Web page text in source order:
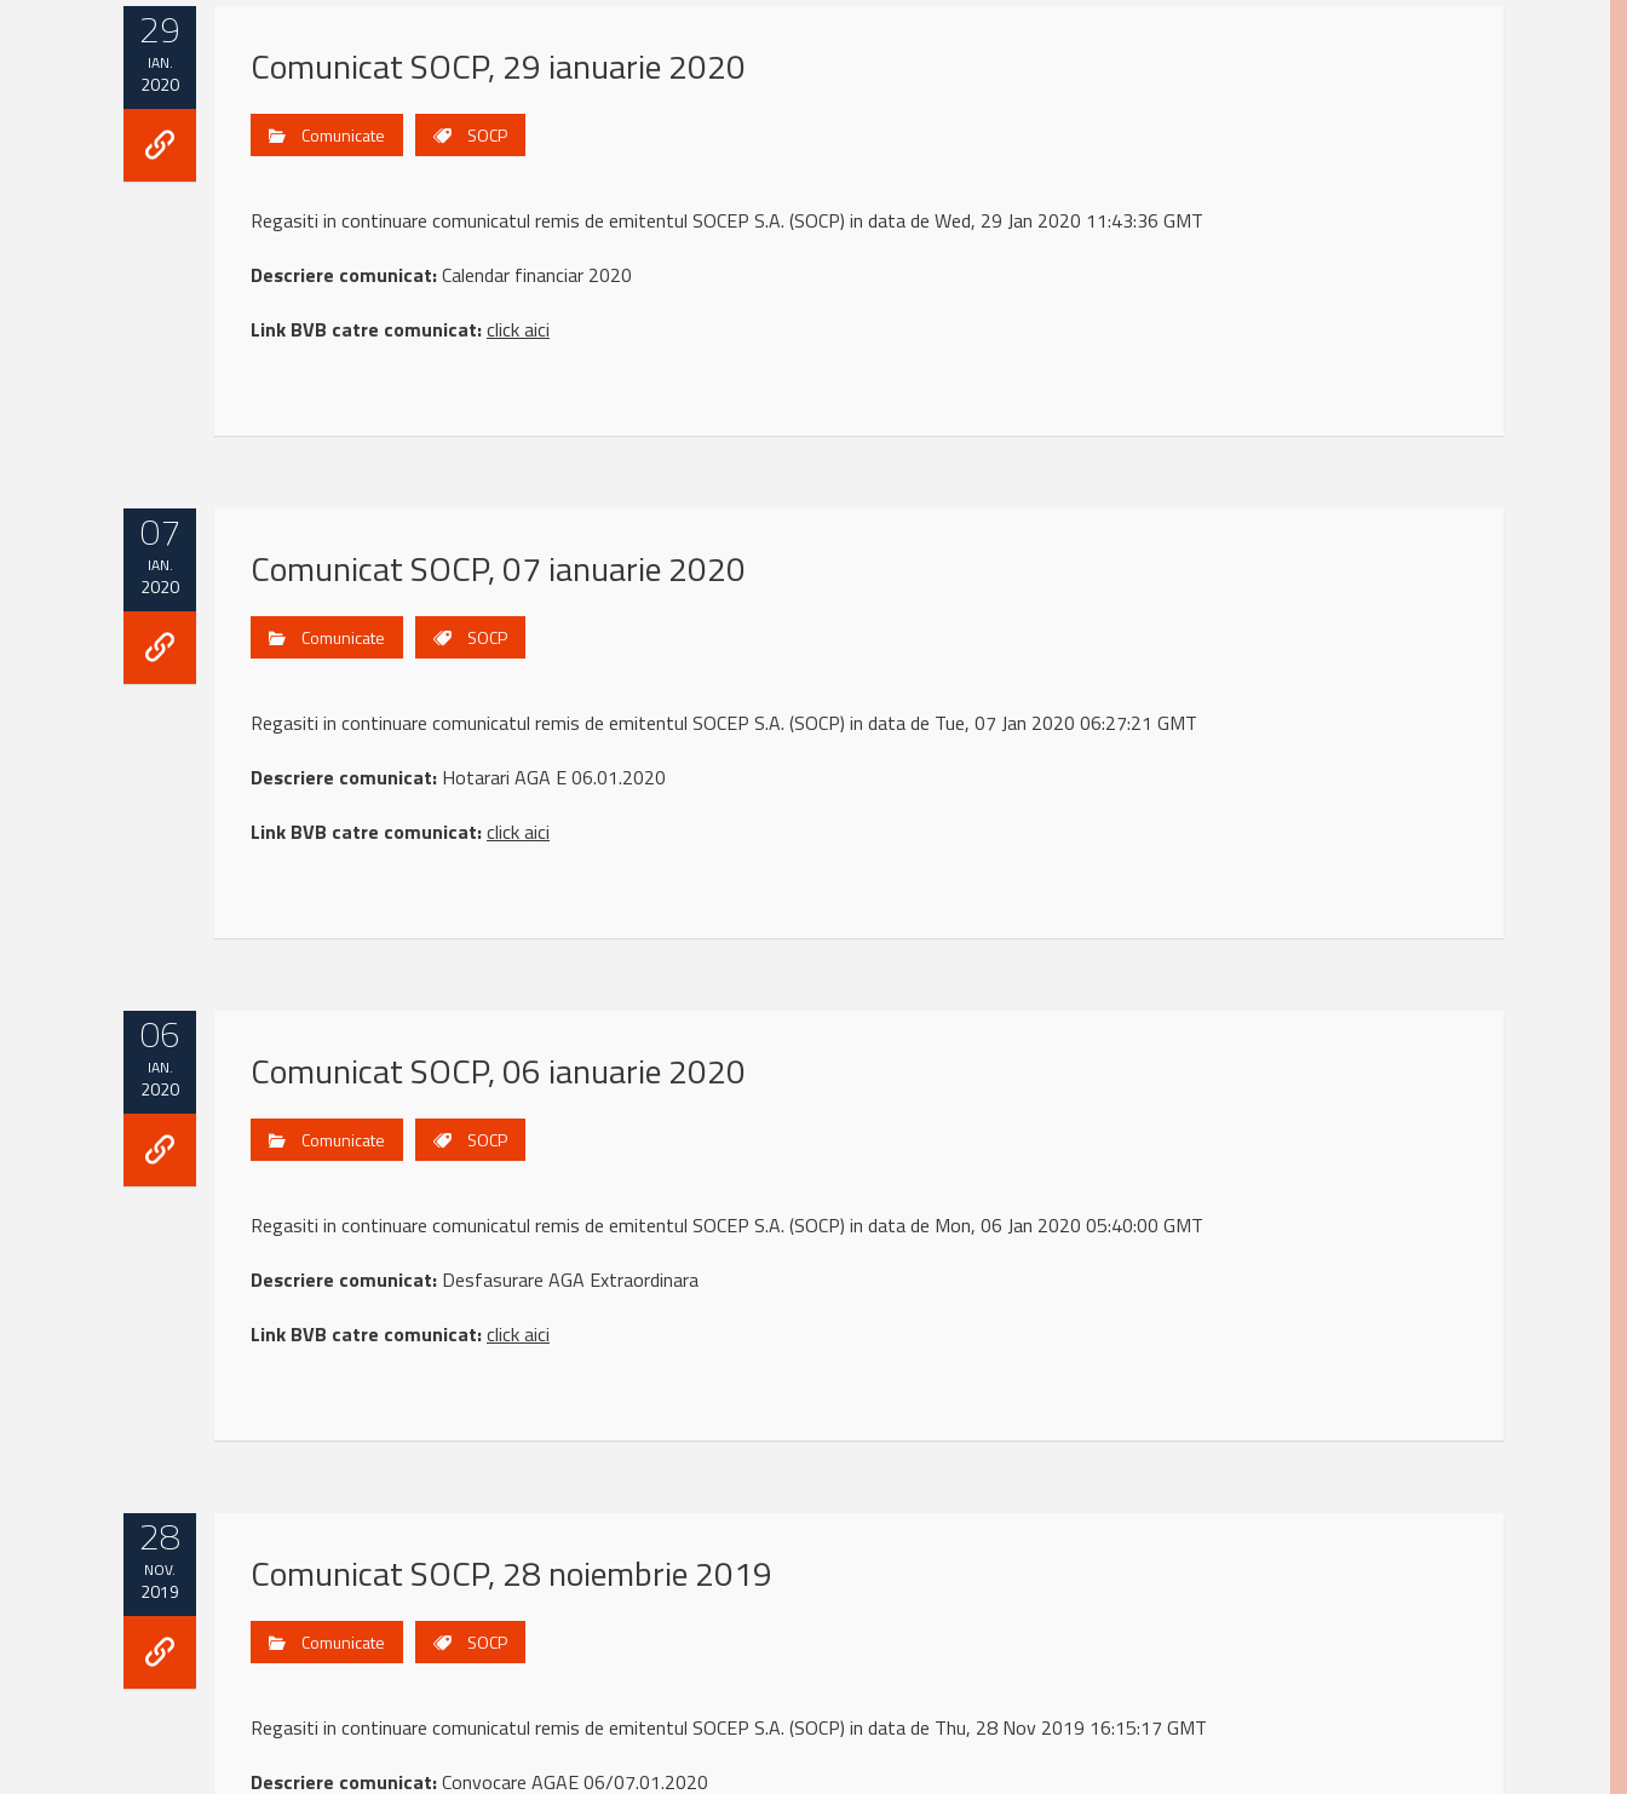
29
IAN.
2020 Comunicat SOCP, 29 ianuarie 2020
Comunicate SOCP
Regasiti in continuare comunicatul remis de emitentul SOCEP S.A. (SOCP) in data de Wed, 29 Jan 2020 11:43:36 GMT
Descriere comunicat:Calendar financiar 2020
Link BVB catre comunicat:click aici
07
IAN.
2020 Comunicat SOCP, 07 ianuarie 2020
Comunicate SOCP
Regasiti in continuare comunicatul remis de emitentul SOCEP S.A. (SOCP) in data de Tue, 07 Jan 2020 06:27:21 GMT
Descriere comunicat: Hotarari AGA E 06.01.2020
Link BVB catre comunicat:click aici
06
IAN.
2020 Comunicat SOCP, 06 ianuarie 2020
Comunicate SOCP
Regasiti in continuare comunicatul remis de emitentul SOCEP S.A. (SOCP) in data de Mon, 06 Jan 2020 05:40:00 GMT
Descriere comunicat: Desfasurare AGA Extraordinara
Link BVB catre comunicat:click aici
28
NOV.
2019 Comunicat SOCP, 28 noiembrie 2019
Comunicate SOCP
Regasiti in continuare comunicatul remis de emitentul SOCEP S.A. (SOCP) in data de Thu, 28 Nov 2019 16:15:17 GMT
Descriere comunicat:Convocare AGAE 06/07.01.2020